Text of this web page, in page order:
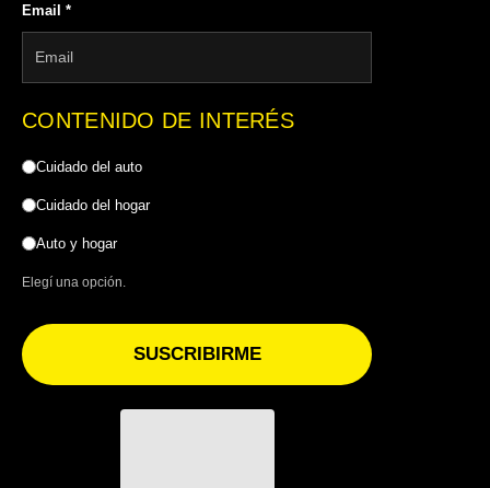
Email *
CONTENIDO DE INTERÉS
Cuidado del auto
Cuidado del hogar
Auto y hogar
Elegí una opción.
SUSCRIBIRME